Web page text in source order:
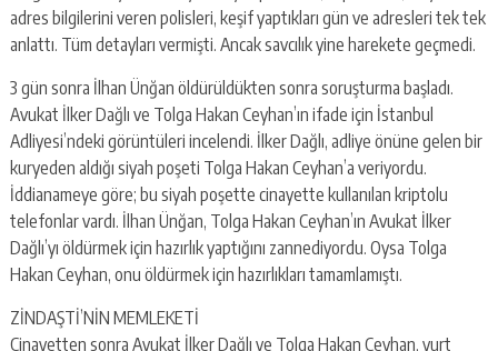
adres bilgilerini veren polisleri, keşif yaptıkları gün ve adresleri tek tek
anlattı. Tüm detayları vermişti. Ancak savcılık yine harekete geçmedi.
3 gün sonra İlhan Ünğan öldürüldükten sonra soruşturma başladı.
Avukat İlker Dağlı ve Tolga Hakan Ceyhan’ın ifade için İstanbul
Adliyesi’ndeki görüntüleri incelendi. İlker Dağlı, adliye önüne gelen bir
kuryeden aldığı siyah poşeti Tolga Hakan Ceyhan’a veriyordu.
İddianameye göre; bu siyah poşette cinayette kullanılan kriptolu
telefonlar vardı. İlhan Ünğan, Tolga Hakan Ceyhan’ın Avukat İlker
Dağlı’yı öldürmek için hazırlık yaptığını zannediyordu. Oysa Tolga
Hakan Ceyhan, onu öldürmek için hazırlıkları tamamlamıştı.
ZİNDAŞTİ’NİN MEMLEKETİ
Cinayetten sonra Avukat İlker Dağlı ve Tolga Hakan Ceyhan, yurt